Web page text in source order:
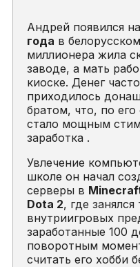
Андрей появился
года в
миллионера жила
заводе, а мать
киоске. Денег
приходилось
братом, что, по
стало мощным
заработка .
Увлечение
школе он начал
серверы в
Dota 2, где
внутриигровых
заработанные 100
поворотным
считать его хобби